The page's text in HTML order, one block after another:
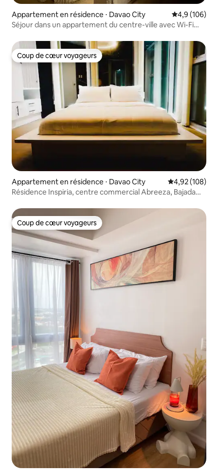
Appartement en résidence ⋅ Davao City Évaluation
4,9 (106)
Séjour dans un appartement du centre-ville avec Wi-Fi
Coup de cœur voyageurs
Coup de cœur voyageurs
Appartement en résidence ⋅ Davao City Évaluation
4,92 (108)
Résidence Inspiria, centre commercial Abreeza, Bajada
Coup de cœur voyageurs
Coup de cœur voyageurs